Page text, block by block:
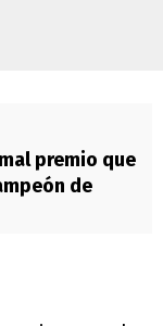
premio que
de